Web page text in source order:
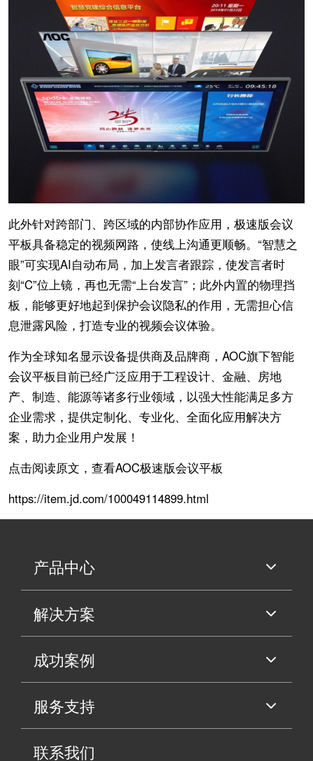
此外针对跨部门、跨区域的内部协作应用，极速版会议
平板具备稳定的视频网路，使线上沟通更顺畅。“智慧之
眼”可实现AI自动布局，加上发言者跟踪，使发言者时
刻“C”位上镜，再也无需“上台发言”；此外内置的物理挡
板，能够更好地起到保护会议隐私的作用，无需担心信
息泄露风险，打造专业的视频会议体验。
作为全球知名显示设备提供商及品牌商，AOC旗下智能
会议平板目前已经广泛应用于工程设计、金融、房地
产、制造、能源等诸多行业领域，以强大性能满足多方
企业需求，提供定制化、专业化、全面化应用解决方
案，助力企业用户发展！
点击阅读原文，查看AOC极速版会议平板
https://item.jd.com/100049114899.html
产品中心
解决方案
成功案例
服务支持
联系我们